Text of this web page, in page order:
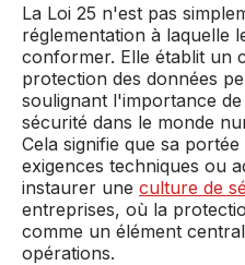
La Loi 25 n'est pas
réglementation à laquelle
conformer. Elle établit un
protection des données
soulignant l'importance
sécurité dans le monde
Cela signifie que sa
exigences techniques ou
instaurer une culture de
entreprises, où la
comme un élément
opérations.